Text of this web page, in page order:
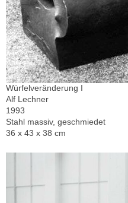
Würfelveränderung I
Alf Lechner
1993
Stahl massiv, geschmiedet
36 x 43 x 38 cm